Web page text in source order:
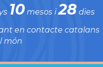
10mesos i28 dies
en contacte catalans
món